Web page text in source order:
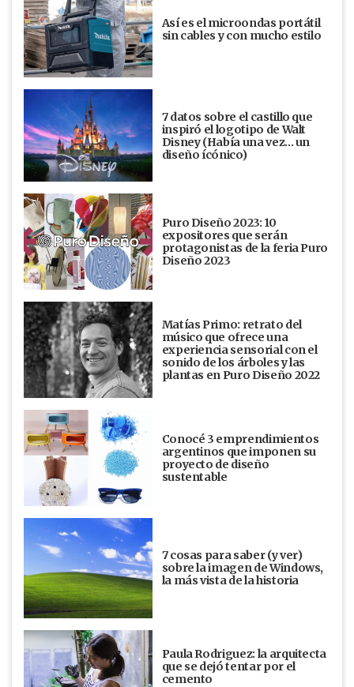
Así es el microondas portátil
sin cables y con mucho estilo
7 datos sobre el castillo que
inspiró el logotipo de Walt
Disney (Había una vez... un
diseño ícónico)
Puro Diseño 2023: 10
expositores que serán
protagonistas de la feria Puro
Diseño 2023
Matías Primo: retrato del
músico que ofrece una
experiencia sensorial con el
sonido de los árboles y las
plantas en Puro Diseño 2022
Conocé 3 emprendimientos
argentinos que imponen su
proyecto de diseño
sustentable
7 cosas para saber (y ver)
sobre la imagen de Windows,
la más vista de la historia
Paula Rodriguez: la arquitecta
que se dejó tentar por el
cemento